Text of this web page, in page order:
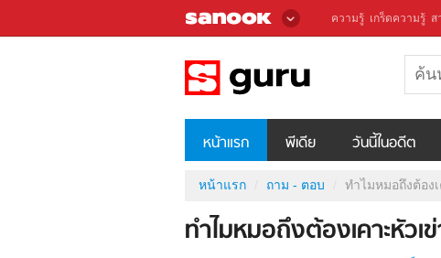
ความรู้ เกร็ดความรู้ ส
หน้าแรก พีเดีย วันนี้ในอดีต
หน้าแรก ถาม - ตอบ ทำไมหมอถึงต้อง
ทำไมหมอถึงต้องเคาะหัวเ